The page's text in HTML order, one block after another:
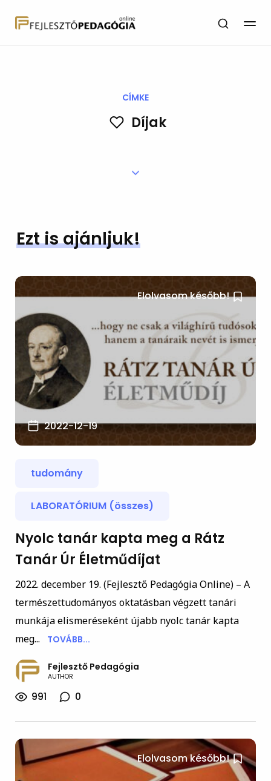
CÍMKE
Díjak
Ezt is ajánljuk!
Elolvasom később!
2022-12-19
tudomány
LABORATÓRIUM (összes)
Nyolc tanár kapta meg a Rátz
Tanár Úr Életműdíjat
2022. december 19. (Fejlesztő Pedagógia Online) – A
természettudományos oktatásban végzett tanári
munkája elismeréseként újabb nyolc tanár kapta
meg...
TOVÁBB...
Fejlesztő Pedagógia
AUTHOR
991 0
Elolvasom később!